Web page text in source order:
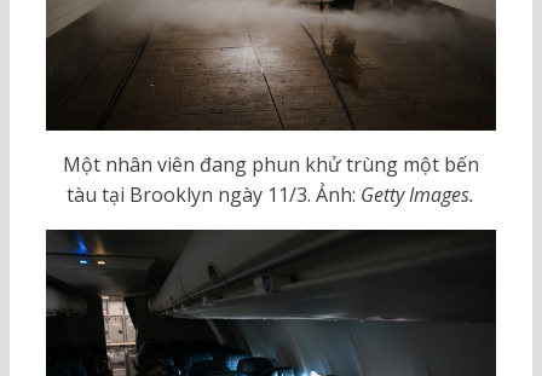
Một nhân viên đang phun khử trùng một bến
tàu tại Brooklyn ngày 11/3. Ảnh: Getty Images.